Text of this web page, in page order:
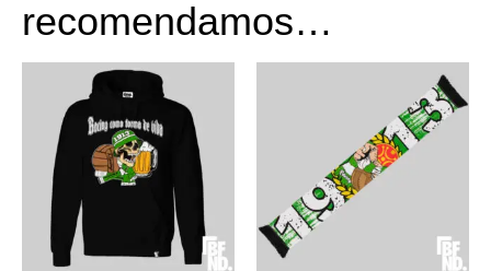
recomendamos…